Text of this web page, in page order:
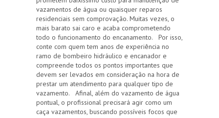
vazamentos de água ou quaisquer reparos
residenciais sem comprovação. Muitas vezes, o
mais barato sai caro e acaba comprometendo
todo o funcionamento do encanamento. Por isso,
conte com quem tem anos de experiência no
ramo de bombeiro hidráulico e encanador e
compreende todos os pontos importantes que
devem ser levados em consideração na hora de
prestar um atendimento para qualquer tipo de
vazamento. Afinal, além do vazamento de água
pontual, o profissional precisará agir como um
caça vazamentos, buscando possíveis focos que